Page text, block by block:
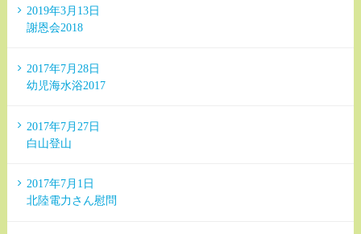
2019年3月13日
謝恩会2018
2017年7月28日
幼児海水浴2017
2017年7月27日
白山登山
2017年7月1日
北陸電力さん慰問